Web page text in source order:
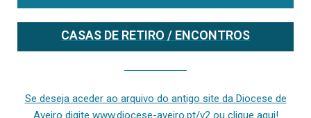
CASAS DE RETIRO / ENCONTROS
Se deseja aceder ao arquivo do antigo site da Diocese de
Aveiro digite www.diocese-aveiro.pt/v2 ou clique aqui!